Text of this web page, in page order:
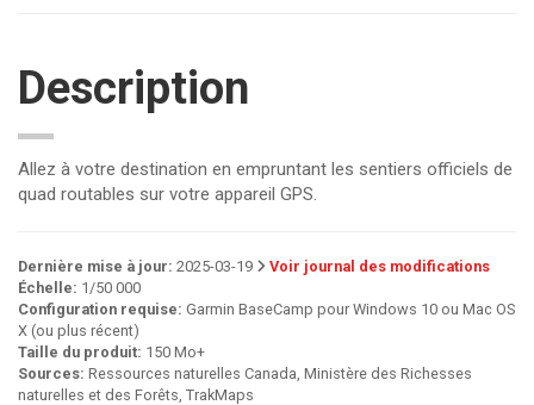
Description
Allez à votre destination en empruntant les sentiers officiels de
quad routables sur votre appareil GPS.
Dernière mise à jour: 2025-03-19
Voir journal des modifications
Échelle: 1/50 000
Configuration requise: Garmin BaseCamp pour Windows 10 ou Mac OS
X (ou plus récent)
Taille du produit: 150 Mo+
Sources: Ressources naturelles Canada, Ministère des Richesses
naturelles et des Forêts, TrakMaps